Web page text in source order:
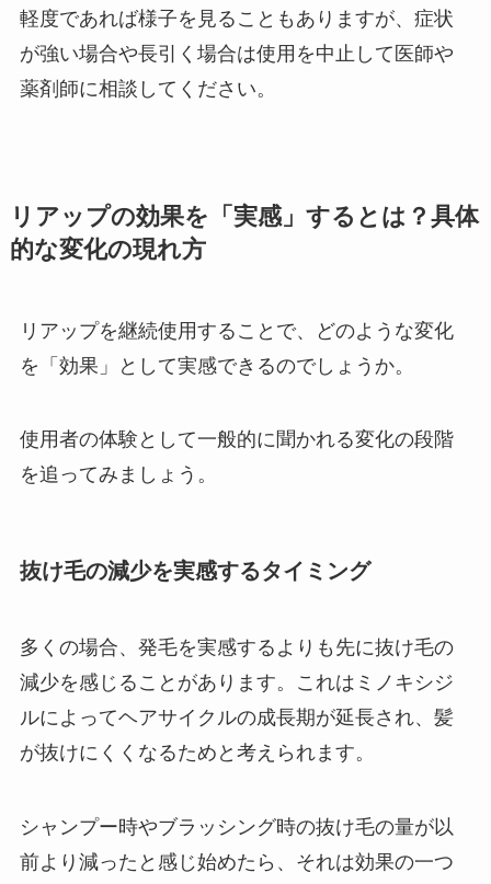
軽度であれば様子を見ることもありますが、症状
が強い場合や長引く場合は使用を中止して医師や
薬剤師に相談してください。
リアップの効果を「実感」するとは？具体
的な変化の現れ方
リアップを継続使用することで、どのような変化
を「効果」として実感できるのでしょうか。
使用者の体験として一般的に聞かれる変化の段階
を追ってみましょう。
抜け毛の減少を実感するタイミング
多くの場合、発毛を実感するよりも先に抜け毛の
減少を感じることがあります。これはミノキシジ
ルによってヘアサイクルの成長期が延長され、髪
が抜けにくくなるためと考えられます。
シャンプー時やブラッシング時の抜け毛の量が以
前より減ったと感じ始めたら、それは効果の一つ